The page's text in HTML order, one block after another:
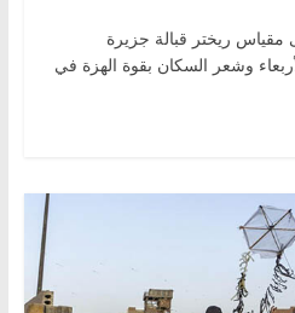
6.8 درجة على مقياس ريختر قبالة جزيرة
وشعر السكان بقوة الهزة في